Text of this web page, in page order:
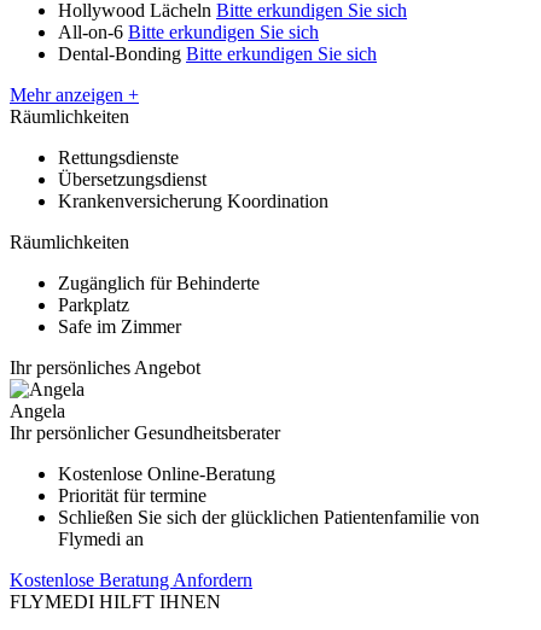
Hollywood Lächeln Bitte erkundigen Sie sich
All-on-6 Bitte erkundigen Sie sich
Dental-Bonding Bitte erkundigen Sie sich
Mehr anzeigen +
Räumlichkeiten
Rettungsdienste
Übersetzungsdienst
Krankenversicherung Koordination
Räumlichkeiten
Zugänglich für Behinderte
Parkplatz
Safe im Zimmer
Ihr persönliches Angebot
Angela
Ihr persönlicher Gesundheitsberater
Kostenlose Online-Beratung
Priorität für termine
Schließen Sie sich der glücklichen Patientenfamilie von
Flymedi an
Kostenlose Beratung Anfordern
FLYMEDI HILFT IHNEN